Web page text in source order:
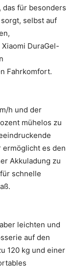
das für besonders
selbst auf
DuraGel-
Fahrkomfort.
h und der
mühelos zu
ermöglicht es den
Akkuladung zu
schnelle
leichten und
auf den
120 kg und einer